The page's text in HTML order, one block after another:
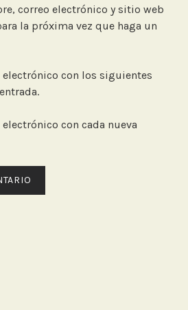
correo electrónico y sitio web
la próxima vez que haga un
con los siguientes
con cada nueva